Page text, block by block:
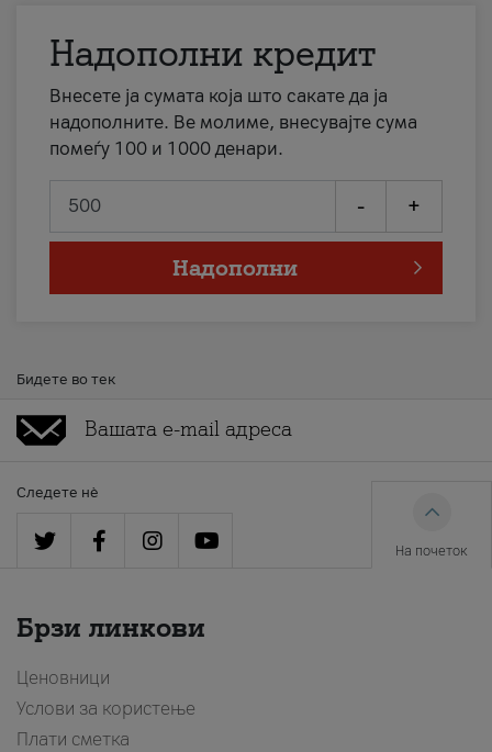
Надополни кредит
Внесете ја сумата која што сакате да ја
надополните. Ве молиме, внесувајте сума
помеѓу 100 и 1000 денари.
- +
Надополни
Бидете во тек
Следете нè
На почеток
Брзи линкови
Ценовници
Услови за користење
Плати сметка